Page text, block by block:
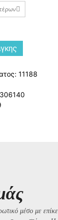
11188
μέσο με